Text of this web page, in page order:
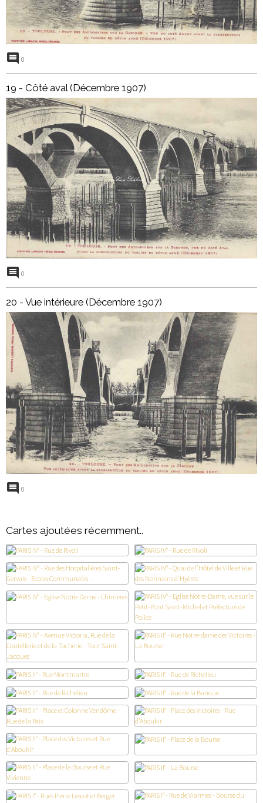
0
19 - Côté aval (Décembre 1907)
0
20 - Vue intérieure (Décembre 1907)
0
Cartes ajoutées récemment..